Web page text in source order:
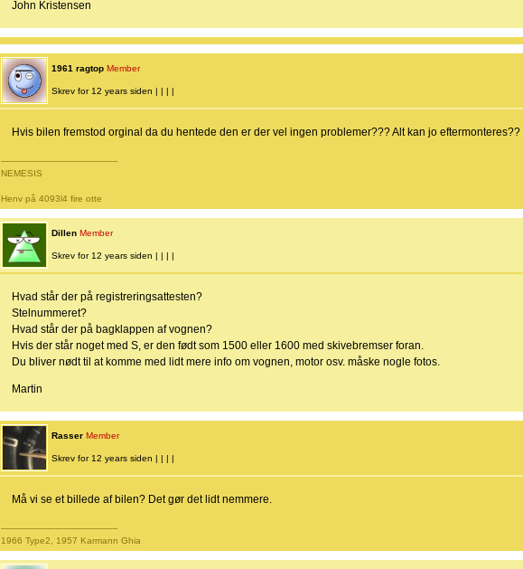
John Kristensen
1961 ragtop Member
Skrev for 12 years siden | | | |
Hvis bilen fremstod orginal da du hentede den er der vel ingen problemer??? Alt kan jo
-------------------------------------------
NEMESIS
Henv på 4093l4 fire otte
Dillen Member
Skrev for 12 years siden | | | |
Hvad står der på registreringsattesten?
Stelnummeret?
Hvad står der på bagklappen af vognen?
Hvis der står noget med S, er den født som 1500 eller 1600 med skivebremser foran.
Du bliver nødt til at komme med lidt mere info om vognen, motor osv. måske nogle fotos.
Martin
Rasser Member
Skrev for 12 years siden | | | |
Må vi se et billede af bilen? Det gør det lidt nemmere.
-------------------------------------------
1966 Type2, 1957 Karmann Ghia